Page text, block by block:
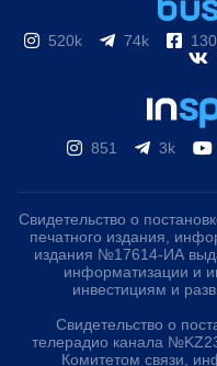
520k 74k
851 3k
Свидетельство о
печатного издания,
издания №17614-ИА
информатизации и
инвестициям и
Свидетельство о
телерадио канала
Комитетом связи,